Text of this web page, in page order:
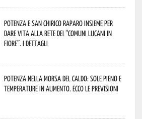
Potenza e San Chirico Raparo insieme per
dare vita alla rete dei “Comuni Lucani in
Fiore”. I dettagli
Potenza nella morsa del caldo: sole pieno e
temperature in aumento. Ecco le previsioni